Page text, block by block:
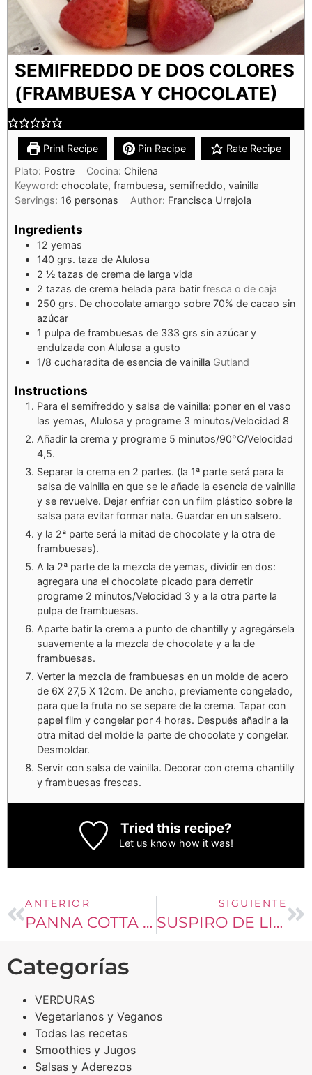
SEMIFREDDO DE DOS COLORES
(FRAMBUESA Y CHOCOLATE)
Print Recipe Pin Recipe
Rate Recipe
Plato: Postre Cocina: Chilena
Keyword: chocolate, frambuesa, semifreddo, vainilla
Servings: 16 personas Author: Francisca Urrejola
Ingredients
12 yemas
140 grs. taza de Alulosa
2 ½ tazas de crema de larga vida
2 tazas de crema helada para batir fresca o de caja
250 grs. De chocolate amargo sobre 70% de cacao sin
azúcar
1 pulpa de frambuesas de 333 grs sin azúcar y
endulzada con Alulosa a gusto
1/8 cucharadita de esencia de vainilla Gutland
Instructions
Para el semifreddo y salsa de vainilla: poner en el vaso
las yemas, Alulosa y programe 3 minutos/Velocidad 8
Añadir la crema y programe 5 minutos/90°C/Velocidad
4,5.
Separar la crema en 2 partes. (la 1ª parte será para la
salsa de vainilla en que se le añade la esencia de vainilla
y se revuelve. Dejar enfriar con un film plástico sobre la
salsa para evitar formar nata. Guardar en un salsero.
y la 2ª parte será la mitad de chocolate y la otra de
frambuesas).
A la 2ª parte de la mezcla de yemas, dividir en dos:
agregara una el chocolate picado para derretir
programe 2 minutos/Velocidad 3 y a la otra parte la
pulpa de frambuesas.
Aparte batir la crema a punto de chantilly y agregársela
suavemente a la mezcla de chocolate y a la de
frambuesas.
Verter la mezcla de frambuesas en un molde de acero
de 6X 27,5 X 12cm. De ancho, previamente congelado,
para que la fruta no se separe de la crema. Tapar con
papel film y congelar por 4 horas. Después añadir a la
otra mitad del molde la parte de chocolate y congelar.
Desmoldar.
Servir con salsa de vainilla. Decorar con crema chantilly
y frambuesas frescas.
Tried this recipe?
Let us know how it was!
ANTERIOR
PANNA COTTA DE VAINILLA Y CARAMELO
SIGUIENTE
SUSPIRO DE LIMEÑA
Categorías
VERDURAS
Vegetarianos y Veganos
Todas las recetas
Smoothies y Jugos
Salsas y Aderezos